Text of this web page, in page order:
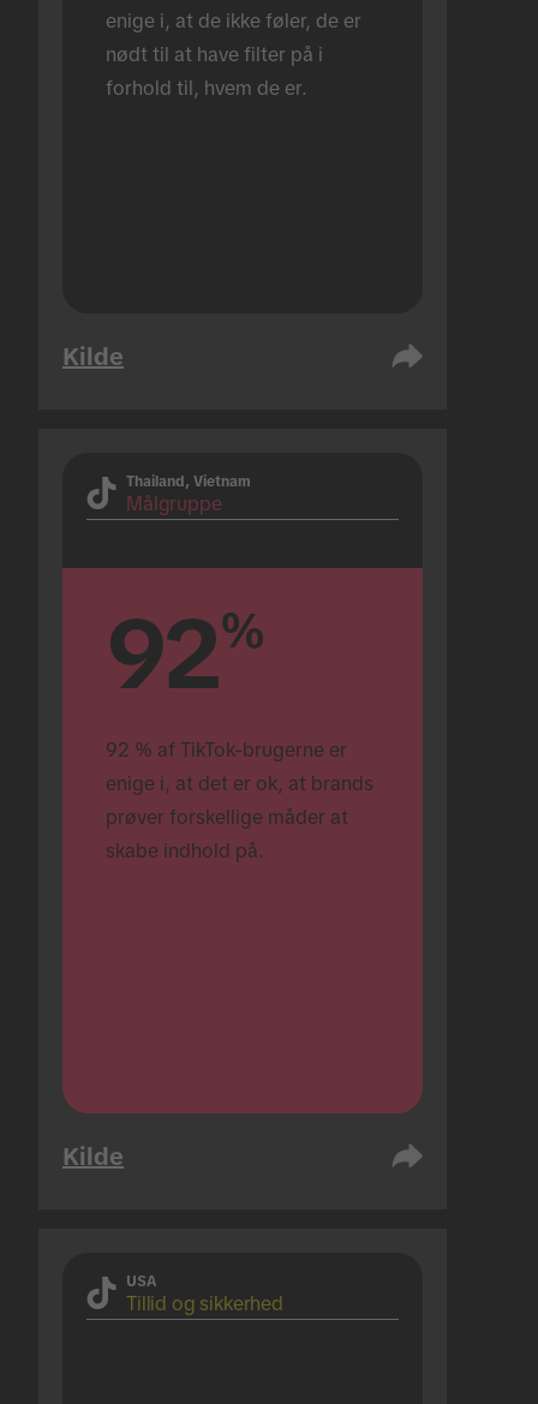
enige i, at de ikke føler, de er
nødt til at have filter på i
forhold til, hvem de er.
Kilde
Thailand, Vietnam
Målgruppe
92%
92 % af TikTok-brugerne er
enige i, at det er ok, at brands
prøver forskellige måder at
skabe indhold på.
Kilde
USA
Tillid og sikkerhed